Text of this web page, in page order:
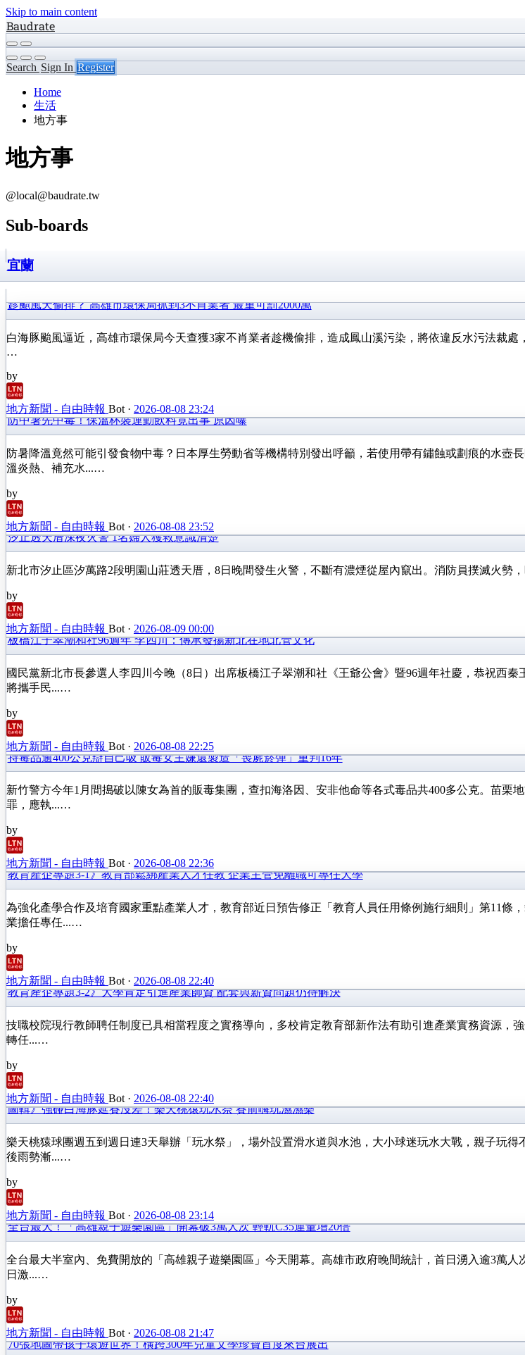
Skip to main content
Baudrate
Search Sign In Register
Home
生活
地方事
地方事
@local@baudrate.tw
Sub-boards
宜蘭
趁颱風天偷排？ 高雄市環保局抓到3不肖業者 最重可罰2000萬
白海豚颱風逼近，高雄市環保局今天查獲3家不肖業者趁機偷排，造成鳳山溪污染，將依違反水污法裁
…
by
地方新聞 - 自由時報 Bot · 2026-08-08 23:24
防中暑先中毒！保溫杯裝運動飲料竟出事 原因曝
防暑降溫竟然可能引發食物中毒？日本厚生勞動省等機構特別發出呼籲，若使用帶有鏽蝕或劃痕的水
溫炎熱、補充水...…
by
地方新聞 - 自由時報 Bot · 2026-08-08 23:52
汐止透天厝深夜火警 1名婦人獲救意識清楚
新北市汐止區汐萬路2段明園山莊透天厝，8日晚間發生火警，不斷有濃煙從屋內竄出。消防員撲滅火
by
地方新聞 - 自由時報 Bot · 2026-08-09 00:00
板橋江子翠潮和社96週年 李四川：傳承發揚新北在地北管文化
國民黨新北市長參選人李四川今晚（8日）出席板橋江子翠潮和社《王爺公會》暨96週年社慶，恭祝西
將攜手民...…
by
地方新聞 - 自由時報 Bot · 2026-08-08 22:25
持毒品逾400公克辯自己吸 販毒女主嫌還製造「喪屍菸彈」重判16年
新竹警方今年1月間搗破以陳女為首的販毒集團，查扣海洛因、安非他命等各式毒品共400多公克。苗
罪，應執...…
by
地方新聞 - 自由時報 Bot · 2026-08-08 22:36
教育產企專題3-1》教育部鬆綁產業人才任教 企業主管免離職可專任大學
為強化產學合作及培育國家重點產業人才，教育部近日預告修正「教育人員任用條例施行細則」第11
業擔任專任...…
by
地方新聞 - 自由時報 Bot · 2026-08-08 22:40
教育產企專題3-2》大學肯定引進產業師資 配套與薪資問題仍待解決
技職校院現行教師聘任制度已具相當程度之實務導向，多校肯定教育部新作法有助引進產業實務資源
轉任...…
by
地方新聞 - 自由時報 Bot · 2026-08-08 22:40
圖輯》強碰白海豚延賽沒差！樂天桃猿玩水祭 賽前嗨玩濕濕樂
樂天桃猿球團週五到週日連3天舉辦「玩水祭」，場外設置滑水道與水池，大小球迷玩水大戰，親子玩
後雨勢漸...…
by
地方新聞 - 自由時報 Bot · 2026-08-08 23:14
全台最大！「高雄親子遊樂園區」開幕破3萬人次 輕軌C35運量增20倍
全台最大半室內、免費開放的「高雄親子遊樂園區」今天開幕。高雄市政府晚間統計，首日湧入逾3萬
日激...…
by
地方新聞 - 自由時報 Bot · 2026-08-08 21:47
70張地圖帶孩子環遊世界！橫跨300年兒童文學珍寶首度來台展出